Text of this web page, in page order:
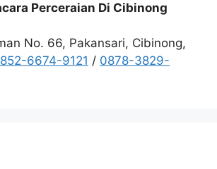
Perceraian Di Cibinong
No. 66, Pakansari, Cibinong,
6674-9121 / 0878-3829-